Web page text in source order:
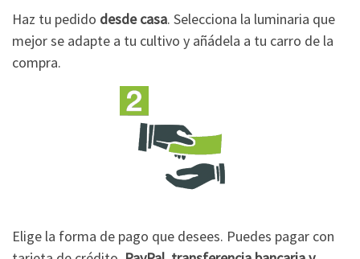
Haz tu pedido desde casa. Selecciona la luminaria que
mejor se adapte a tu cultivo y añádela a tu carro de la
compra.
Elige la forma de pago que desees. Puedes pagar con